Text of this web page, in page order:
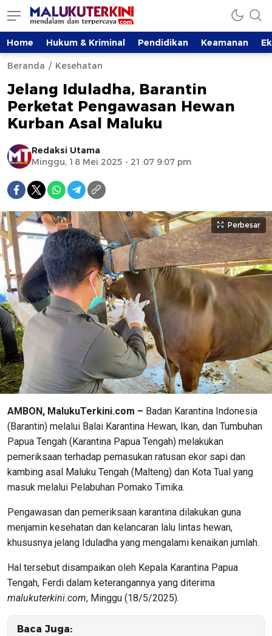
Home Hukum & Kriminal Pendidikan Keamanan
Beranda Kesehatan
Jelang Iduladha, Barantin
Perketat Pengawasan Hewan
Kurban Asal Maluku
Redaksi Utama
Minggu, 18 Mei 2025 - 21:07 9:07 pm
Perbesar
AMBON, MalukuTerkini.com – Badan Karantina Indonesia
(Barantin) melalui Balai Karantina Hewan, Ikan, dan Tumbuhan
Papua Tengah (Karantina Papua Tengah) melakukan
pemeriksaan terhadap pemasukan ratusan ekor sapi dan
kambing asal Maluku Tengah (Malteng) dan Kota Tual yang
masuk melalui Pelabuhan Pomako Timika.
Pengawasan dan pemeriksaan karantina dilakukan guna
menjamin kesehatan dan kelancaran lalu lintas hewan,
khususnya jelang Iduladha yang mengalami kenaikan jumlah.
Hal tersebut disampaikan oleh Kepala Karantina Papua
Tengah, Ferdi dalam keterangannya yang diterima
malukuterkini.com, Minggu (18/5/2025).
Baca Juga: